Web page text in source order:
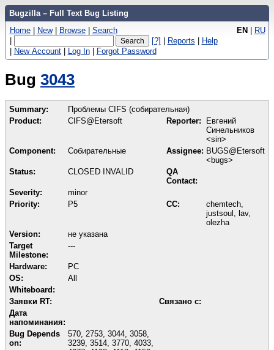
Bugzilla – Full Text Bug Listing
EN | RU
Home | New | Browse | Search
|
[?] | Reports | Help
| New Account | Log In | Forgot Password
Bug 3043
Summary:
Проблемы CIFS (собирательная)
Product:
CIFS@Etersoft Reporter:
Евгений
Синельников
<sin>
Component:
Собирательные Assignee: BUGS@Etersoft
<bugs>
Status:
CLOSED INVALID
QA
Contact:
Severity:
minor
Priority:
P5 CC:
chemtech,
justsoul, lav,
olezha
Version:
не указана
Target
Milestone:
---
Hardware:
PC
OS:
All
Whiteboard:
Заявки RT:
Связано с:
Дата
напоминания:
Bug Depends
on:
570 2753 3044 3058
3239 3514 3770 4033